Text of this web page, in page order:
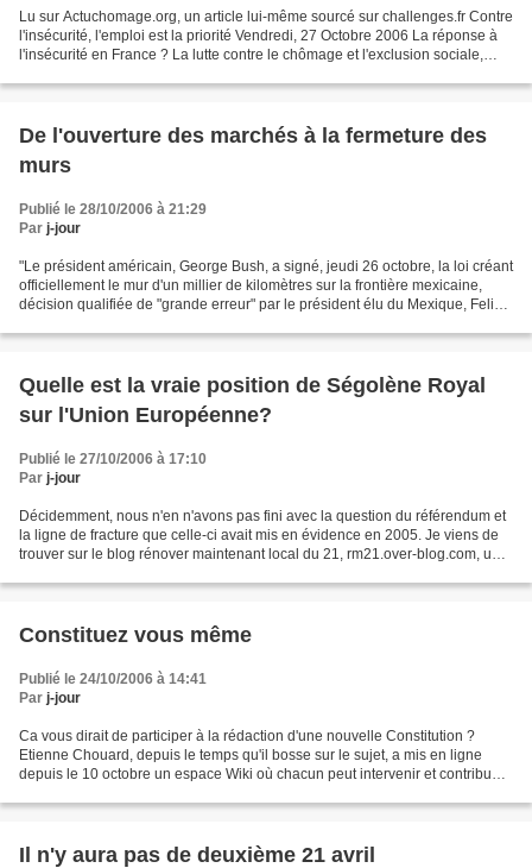
Lu sur Actuchomage.org, un article lui-même sourcé sur challenges.fr Contre
l'insécurité, l'emploi est la priorité Vendredi, 27 Octobre 2006 La réponse à
l'insécurité en France ? La lutte contre le chômage et l'exclusion sociale,
De l'ouverture des marchés à la fermeture des
murs
Publié le 28/10/2006 à 21:29
Par j-jour
"Le président américain, George Bush, a signé, jeudi 26 octobre, la loi créant
officiellement le mur d'un millier de kilomètres sur la frontière mexicaine,
décision qualifiée de "grande erreur" par le président élu du Mexique, Felipe
Quelle est la vraie position de Ségolène Royal
sur l'Union Européenne?
Publié le 27/10/2006 à 17:10
Par j-jour
Décidemment, nous n'en n'avons pas fini avec la question du référendum et
la ligne de fracture que celle-ci avait mis en évidence en 2005. Je viens de
trouver sur le blog rénover maintenant local du 21, rm21.over-blog.com, un
Constituez vous même
Publié le 24/10/2006 à 14:41
Par j-jour
Ca vous dirait de participer à la rédaction d'une nouvelle Constitution ?
Etienne Chouard, depuis le temps qu'il bosse sur le sujet, a mis en ligne
depuis le 10 octobre un espace Wiki où chacun peut intervenir et contribuer
Il n'y aura pas de deuxième 21 avril